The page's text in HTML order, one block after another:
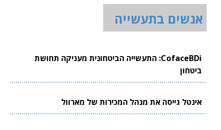
אנשים בתעשייה
CofaceBDi: התעשייה הביטחונית מעניקה תחושת
ביטחון
אינטל גייסה את מנהל המכירות של מארוול